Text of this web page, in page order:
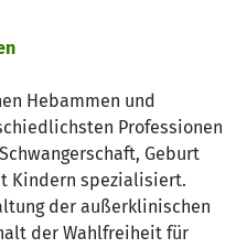
Hebammen und
Professionen
Geburt
Kindern spezialisiert.
der außerklinischen
der Wahlfreiheit für